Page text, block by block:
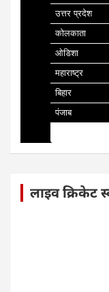
उत्तर प्रदेश
कोलकाता
ओडिशा
महाराष्ट्र
बिहार
पंजाब
लाइव क्रिकेट